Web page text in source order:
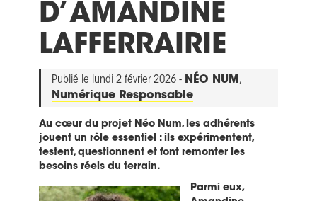
D’AMANDINE
LAFFERRAIRIE
Publié le lundi 2 février 2026 - NÉO NUM ,
Numérique Responsable
Au cœur du projet Néo Num, les adhérents
jouent un rôle essentiel : ils expérimentent,
testent, questionnent et font remonter les
besoins réels du terrain.
Parmi eux,